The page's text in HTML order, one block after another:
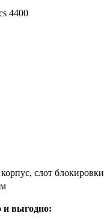
4400
слот блокировки
выгодно: